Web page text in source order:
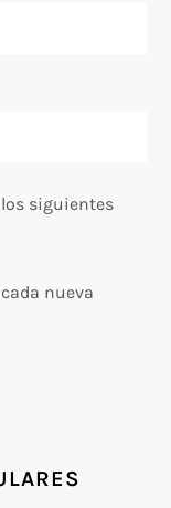
siguientes
nueva